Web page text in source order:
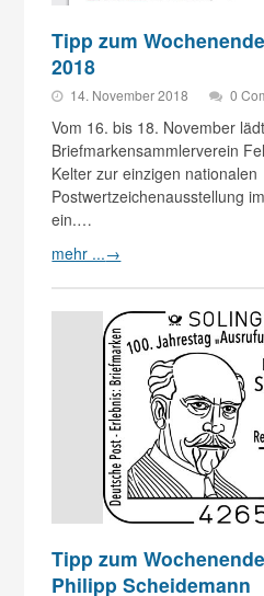
Tipp zum
2018
14. November 2018 0
Vom 16. bis 18. November
Briefmarkensammlerverein
Kelter zur einzigen nationalen
Postwertzeichenausstellung
ein.…
mehr ...→
Tipp zum
Philipp Scheidemann